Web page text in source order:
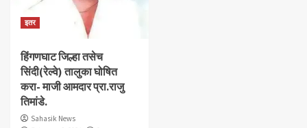
इतर
हिंगणघाट जिल्हा तसेच
सिंदी(रेल्वे) तालुका घोषित
करा- माजी आमदार प्रा.राजु
तिमांडे.
Sahasik News